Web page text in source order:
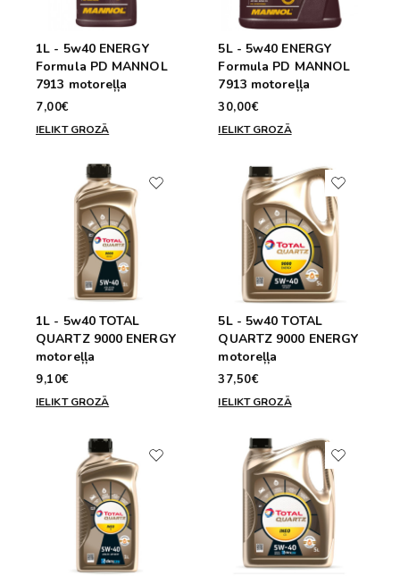
1L - 5w40 ENERGY
Formula PD MANNOL
7913 motoreļļa
7,00€
IELIKT GROZĀ
5L - 5w40 ENERGY
Formula PD MANNOL
7913 motoreļļa
30,00€
IELIKT GROZĀ
1L - 5w40 TOTAL
QUARTZ 9000 ENERGY
motoreļļa
9,10€
IELIKT GROZĀ
5L - 5w40 TOTAL
QUARTZ 9000 ENERGY
motoreļļa
37,50€
IELIKT GROZĀ